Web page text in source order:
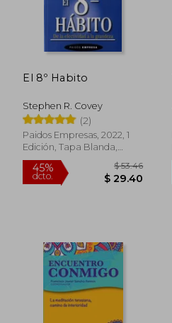
45% $ 45.47
El 8º Habito
Stephen R. Covey
(2)
Paidos Empresas, 2022, 1
Edición, Tapa Blanda,
Nuevo